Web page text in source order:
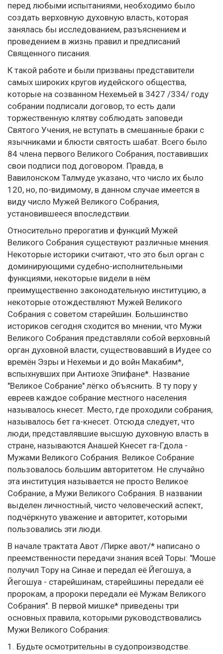
перед любыми испытаниями, необходимо было
создать верховную духовную власть, которая
занялась бы исследованием, разъяснением и
проведением в жизнь правил и предписаний
Священного писания.
К такой работе и были призваны представители
самых широких кругов иудейского общества,
которые на созванном Нехемьей в 3427 /334/ году
собрании подписали договор, то есть дали
торжественную клятву соблюдать заповеди
Святого Учения, не вступать в смешанные браки с
язычниками и блюсти святость шабат. Всего было
84 члена первого Великого Собрания, поставивших
свои подписи под договором. Правда, в
Вавилонском Талмуде указано, что число их было
120, но, по-видимому, в данном случае имеется в
виду число Мужей Великого Собрания,
установившееся впоследствии.
Относительно прерогатив и функций Мужей
Великого Собрания существуют различные мнения.
Некоторые историки считают, что это был орган с
доминирующими судебно-исполнительными
функциями, некоторые видели в нём
преимущественно законодательную институцию, а
некоторые отождествляют Мужей Великого
Собрания с советом старейшин. Большинство
историков сегодня сходится во мнении, что Мужи
Великого Собрания представляли собой верховный
орган духовной власти, существовавший в Иудее со
времён Эзры и Нехемьи и до войн Макабим*,
вспыхнувших при Антиохе Эпифане*. Название
"Великое Собрание" лёгко объяснить. В ту пору у
евреев каждое собрание местного населения
называлось кнесет. Место, где проходили собрания,
называлось бет га-кнесет. Отсюда следует, что
люди, представлявшие высшую духовную власть в
стране, называются Анашей Кнесет га-Гдола -
Мужами Великого Собрания. Великое Собрание
пользовалось большим авторитетом. Не случайно
эта институция называется не просто Великое
Собрание, а Мужи Великого Собрания. В названии
выделен личностный, чисто человеческий аспект,
подчёркнуто уважение и авторитет, которыми
пользовались эти люди.
В начале трактата Авот /Пирке авот/* написано о
преемственности передачи знания всей Торы: "Моше
получил Тору на Синае и передал её Йегошуа, а
Йегошуа - старейшинам, старейшины передали её
пророкам, а пророки передали её Мужам Великого
Собрания". В первой мишке* приведены три
основных правила, которыми руководствовались
Мужи Великого Собрания:
1. Будьте осмотрительны в судопроизводстве.